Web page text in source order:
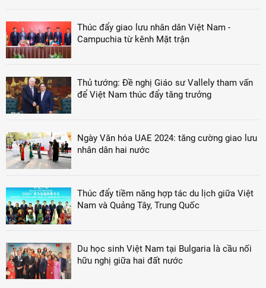
Thúc đẩy giao lưu nhân dân Việt Nam -
Campuchia từ kênh Mặt trận
Thủ tướng: Đề nghị Giáo sư Vallely tham vấn
để Việt Nam thúc đẩy tăng trưởng
Ngày Văn hóa UAE 2024: tăng cường giao lưu
nhân dân hai nước
Thúc đẩy tiềm năng hợp tác du lịch giữa Việt
Nam và Quảng Tây, Trung Quốc
Du học sinh Việt Nam tại Bulgaria là cầu nối
hữu nghị giữa hai đất nước